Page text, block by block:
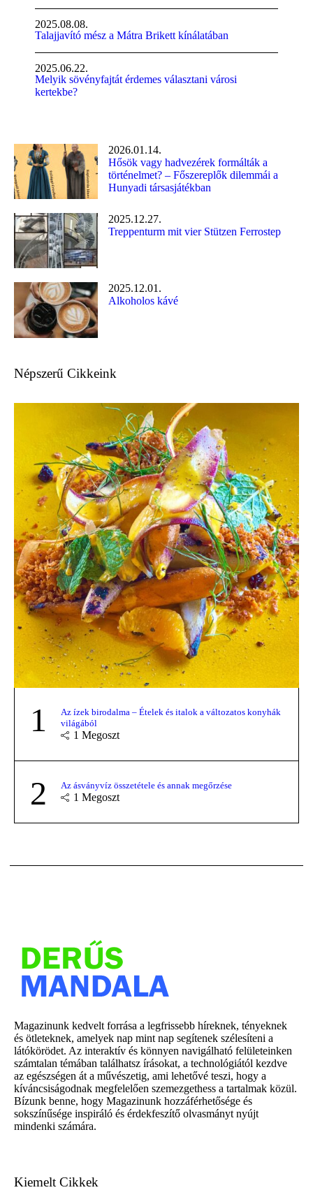
Talajjavító mész a Mátra Brikett kínálatában
2025.08.08.
Melyik sövényfajtát érdemes választani városi
kertekbe?
2025.06.22.
2026.01.14.
Hősök vagy hadvezérek formálták a
történelmet? – Főszereplők dilemmái a
Hunyadi társasjátékban
2025.12.27.
Treppenturm mit vier Stützen Ferrostep
2025.12.01.
Alkoholos kávé
Népszerű Cikkeink
1
Az ízek birodalma – Ételek és italok a változatos konyhák
világából
1 Megoszt
2 Az ásványvíz összetétele és annak megőrzése
1 Megoszt
Magazinunk kedvelt forrása a legfrissebb híreknek, tényeknek
és ötleteknek, amelyek nap mint nap segítenek szélesíteni a
látókörödet. Az interaktív és könnyen navigálható felületeinken
számtalan témában találhatsz írásokat, a technológiától kezdve
az egészségen át a művészetig, ami lehetővé teszi, hogy a
kíváncsiságodnak megfelelően szemezgethess a tartalmak közül.
Bízunk benne, hogy Magazinunk hozzáférhetősége és
sokszínűsége inspiráló és érdekfeszítő olvasmányt nyújt
mindenki számára.
Kiemelt Cikkek